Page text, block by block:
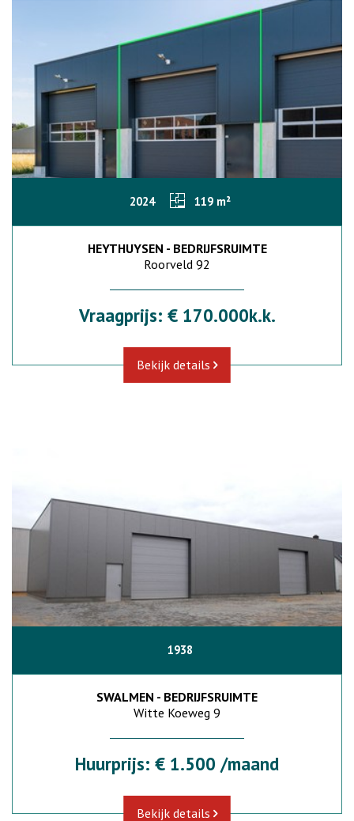
2024 119 m²
HEYTHUYSEN - BEDRIJFSRUIMTE
Roorveld 92
Vraagprijs: € 170.000k.k.
Bekijk details
1938
SWALMEN - BEDRIJFSRUIMTE
Witte Koeweg 9
Huurprijs: € 1.500 /maand
Bekijk details